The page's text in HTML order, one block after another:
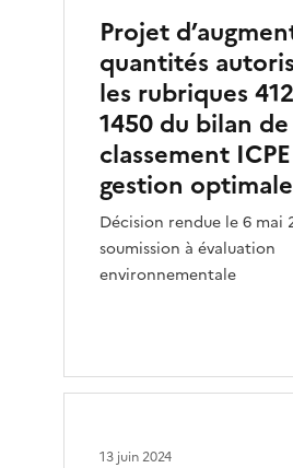
Projet
quantités
les rubriques
1450 du bilan de
classement
gestion
Décision rendue le 6 mai
soumission à évaluation
environnementale
13 juin 2024